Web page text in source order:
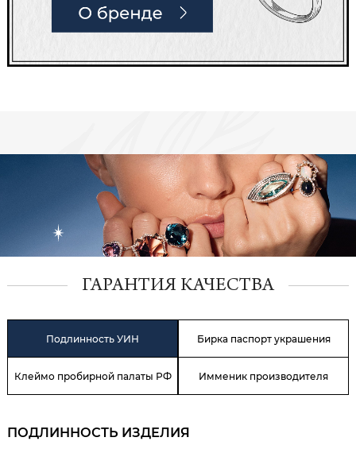
ГАРАНТИЯ КАЧЕСТВА
Подлинность УИН Бирка паспорт украшения
Клеймо пробирной палаты РФ Имменик производителя
ПОДЛИННОСТЬ ИЗДЕЛИЯ